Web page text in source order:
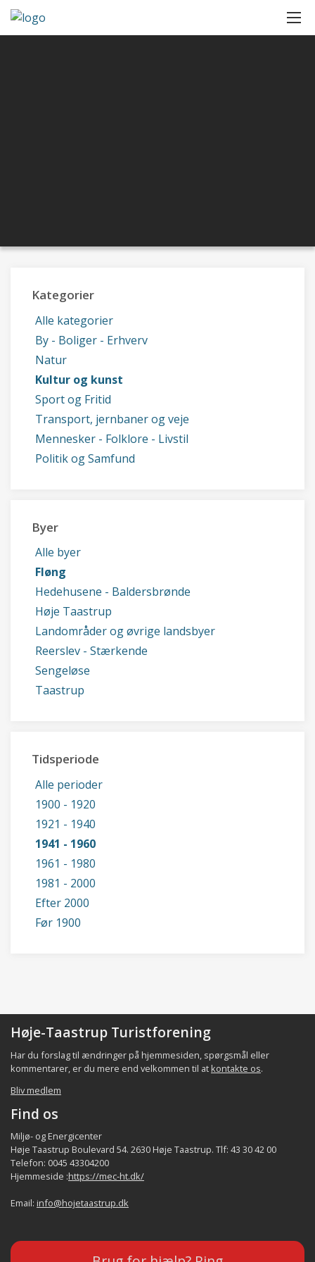
Kategorier
Alle kategorier
By - Boliger - Erhverv
Natur
Kultur og kunst
Sport og Fritid
Transport, jernbaner og veje
Mennesker - Folklore - Livstil
Politik og Samfund
Byer
Alle byer
Fløng
Hedehusene - Baldersbrønde
Høje Taastrup
Landområder og øvrige landsbyer
Reerslev - Stærkende
Sengeløse
Taastrup
Tidsperiode
Alle perioder
1900 - 1920
1921 - 1940
1941 - 1960
1961 - 1980
1981 - 2000
Efter 2000
Før 1900
Høje-Taastrup Turistforening
Har du forslag til ændringer på hjemmesiden, spørgsmål eller
kommentarer, er du mere end velkommen til at kontakte os.
Bliv medlem
Find os
Miljø- og Energicenter
Høje Taastrup Boulevard 54. 2630 Høje Taastrup. Tlf: 43 30 42 00
Telefon: 0045 43304200
Hjemmeside :https://mec-ht.dk/
Email: info@hojetaastrup.dk